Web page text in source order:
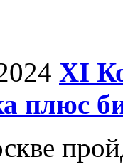
ХI
плюс